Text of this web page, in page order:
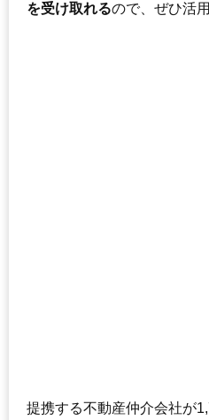
を受け取れるので、ぜひ活
提携する不動産仲介会社が